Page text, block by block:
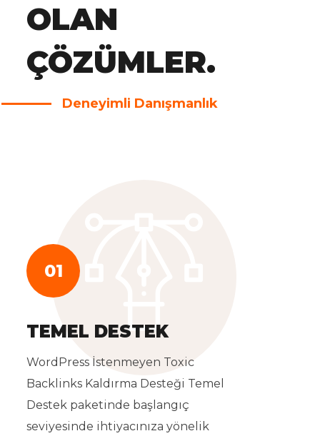
Deneyimli Danışmanlık
OLAN
ÇÖZÜMLER.
01
TEMEL DESTEK
WordPress İstenmeyen Toxic
Backlinks Kaldırma Desteği Temel
Destek paketinde başlangıç
seviyesinde ihtiyacınıza yönelik